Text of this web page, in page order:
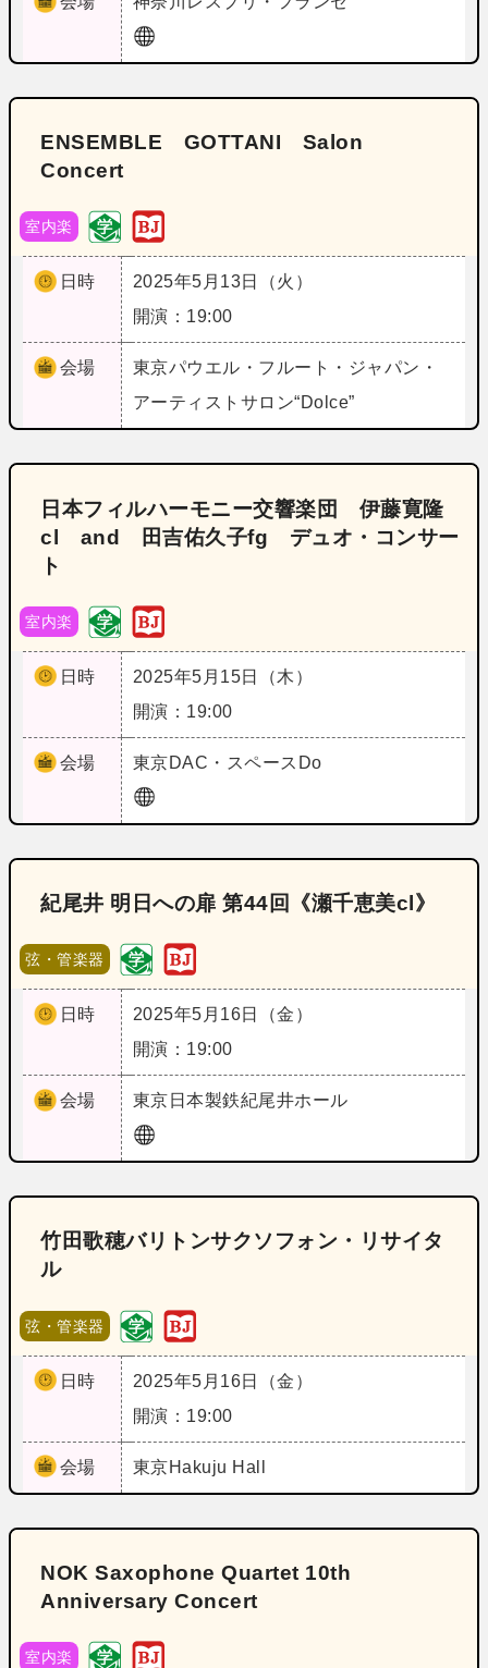
ENSEMBLE GOTTANI Salon
Concert
室内楽
日時
2025年5月13日（火）
開演：19:00
会場 東京パウエル・フルート・ジャパン・
アーティストサロン“Dolce”
日本フィルハーモニー交響楽団 伊藤寛隆
cl and 田吉佑久子fg デュオ・コンサー
ト
室内楽
日時
2025年5月15日（木）
開演：19:00
会場 東京DAC・スペースDo
紀尾井 明日への扉 第44回《瀬千恵美cl》
弦・管楽器
日時
2025年5月16日（金）
開演：19:00
会場 東京 日本製鉄紀尾井ホール
竹田歌穂バリトンサクソフォン・リサイタ
ル
弦・管楽器
日時
2025年5月16日（金）
開演：19:00
会場 東京Hakuju Hall
NOK Saxophone Quartet 10th
Anniversary Concert
室内楽